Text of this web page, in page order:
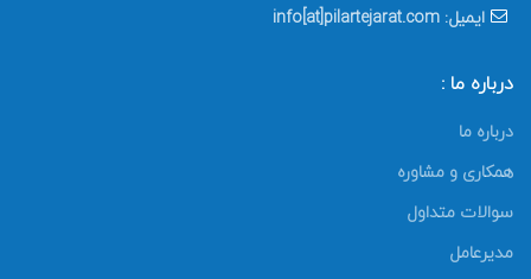
ایمیل: info[at]pilartejarat.com
درباره ما :
درباره ما
همکاری و مشاوره
سوالات متداول
مدیرعامل